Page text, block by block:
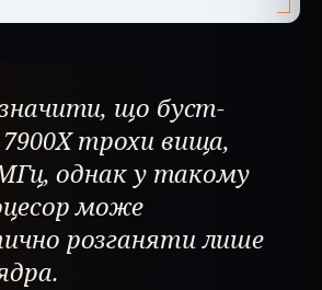
що буст-
трохи вища,
однак у такому
може
розганяти лише